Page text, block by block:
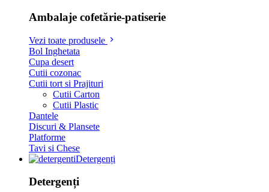
Ambalaje cofetărie-patiserie
Vezi toate produsele
Bol Inghetata
Cupa desert
Cutii cozonac
Cutii tort si Prajituri
Cutii Carton
Cutii Plastic
Dantele
Discuri & Plansete
Platforme
Tavi si Chese
Detergenți
Detergenți